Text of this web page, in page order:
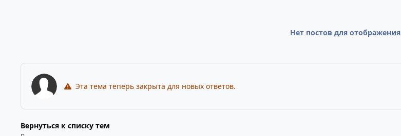
Нет постов для отображения
Эта тема теперь закрыта для новых ответов.
Вернуться к списку тем